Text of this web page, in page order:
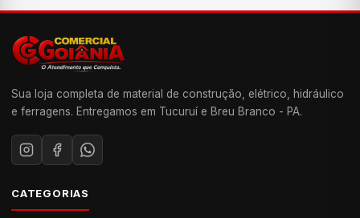
Sua loja completa de material de construção, elétrico, hidráulico
e ferragens. Entregamos em Tucuruí e Breu Branco - PA.
CATEGORIAS